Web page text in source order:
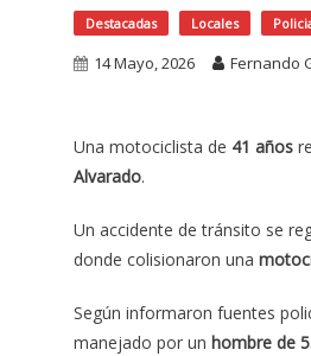
Destacadas Locales
14 Mayo, 2026 Fernando
Una motociclista de 41 años
Alvarado.
Un accidente de tránsito se
donde colisionaron una
Según informaron fuentes
manejado por un hombre de